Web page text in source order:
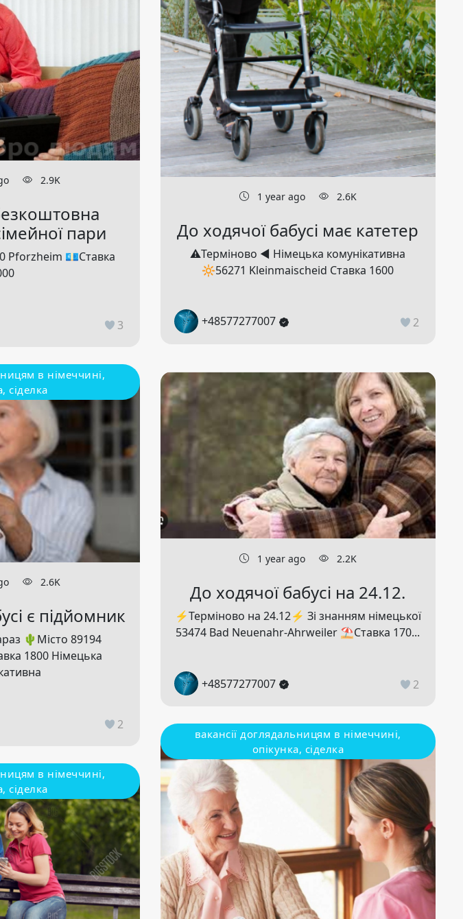
2.9K
пари
Pforzheim 💶Ставка
3
в німеччині,
сіделка
2.6K
є підйомник
🌵Місто 89194
1800 Німецька
2
в німеччині,
сіделка
1 year ago 2.6K
До ходячої бабусі має катетер
⚠️Терміново ◀️ Німецька комунікативна
🔆56271 Kleinmaischeid Ставка 1600
+48577277007 2
1 year ago 2.2K
До ходячої бабусі на 24.12.
⚡️Терміново на 24.12⚡️ Зі знанням німецької
53474 Bad Neuenahr-Ahrweiler ⛱️Ставка 170...
+48577277007 2
вакансії доглядальницям в німеччині,
опікунка, сіделка